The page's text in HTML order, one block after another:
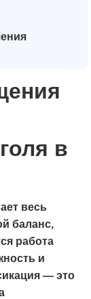
в
весь
баланс,
работа
и
— это